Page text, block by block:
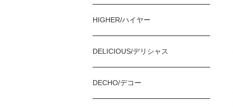
HIGHER/ハイヤー
DELICIOUS/デリシャス
DECHO/デコー